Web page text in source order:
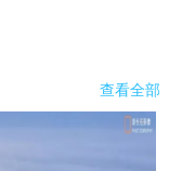
查看全部